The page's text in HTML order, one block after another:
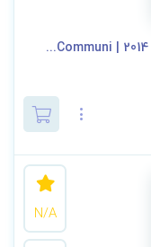
N/A